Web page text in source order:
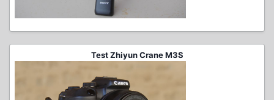
Test Zhiyun Crane M3S